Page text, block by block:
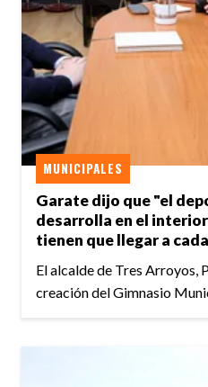
Garate dijo que "el
desarrolla en el
tienen que llegar a
MUNICIPALES
El alcalde de Tres Arroyos,
creación del Gimnasio